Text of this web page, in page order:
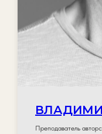
Преподаватель